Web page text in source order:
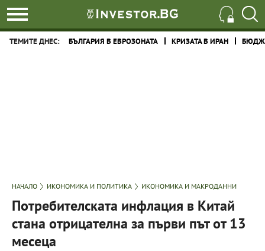
ТЕМИТЕ ДНЕС: БЪЛГАРИЯ В ЕВРОЗОНАТА КРИЗАТА В ИРАН
НАЧАЛО ИКОНОМИКА И ПОЛИТИКА ИКОНОМИКА И МАКРОДАННИ
Потребителската инфлация в Китай
стана отрицателна за първи път от 13
месеца